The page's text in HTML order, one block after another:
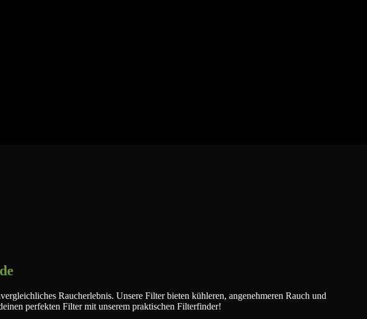
Raucherlebnis. Unsere Filter bieten kühleren, angenehmeren Rauch und
perfekten Filter mit unserem praktischen Filterfinder!